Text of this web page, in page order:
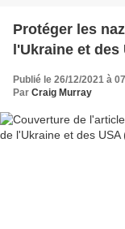
Protéger les
l'Ukraine et des
Publié le 26/12/2021 à
Par Craig Murray